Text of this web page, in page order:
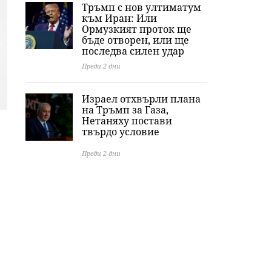
Тръмп с нов ултиматум
към Иран: Или
Ормузкият проток ще
бъде отворен, или ще
последва силен удар
Преди 2 дни
Израел отхвърли плана
на Тръмп за Газа,
Нетаняху постави
твърдо условие
Преди 2 дни